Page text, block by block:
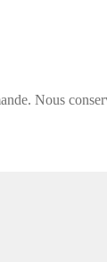
Nous